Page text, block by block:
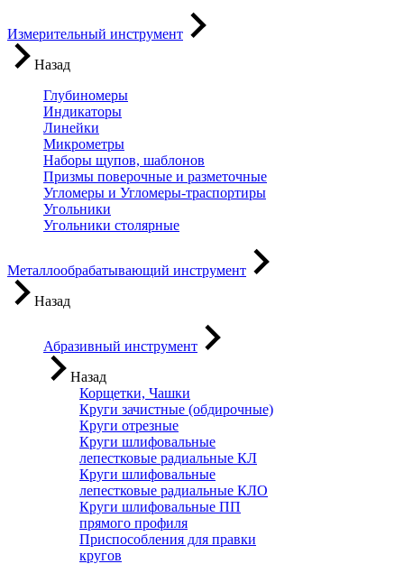
Измерительный инструмент
Назад
Глубиномеры
Индикаторы
Линейки
Микрометры
Наборы щупов, шаблонов
Призмы поверочные и разметочные
Угломеры и Угломеры-траспортиры
Угольники
Угольники столярные
Металлообрабатывающий инструмент
Назад
Абразивный инструмент
Назад
Корщетки, Чашки
Круги зачистные (обдирочные)
Круги отрезные
Круги шлифовальные
лепестковые радиальные КЛ
Круги шлифовальные
лепестковые радиальные КЛО
Круги шлифовальные ПП
прямого профиля
Приспособления для правки
кругов